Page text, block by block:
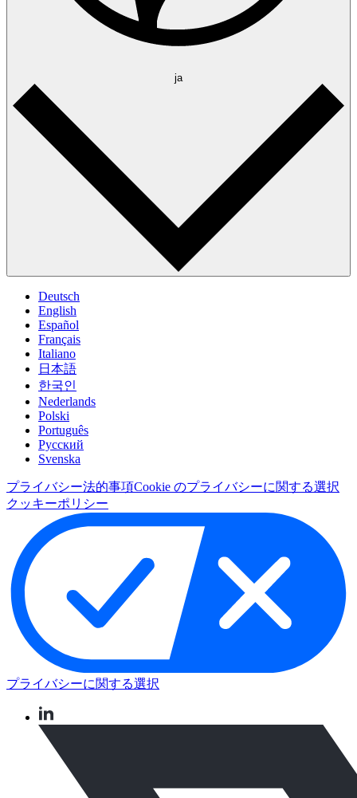
ja
Deutsch
English
Español
Français
Italiano
日本語
한국인
Nederlands
Polski
Português
Pусский
Svenska
プライバシー法的事項Cookie のプライバシーに関する選択
クッキーポリシー
プライバシーに関する選択